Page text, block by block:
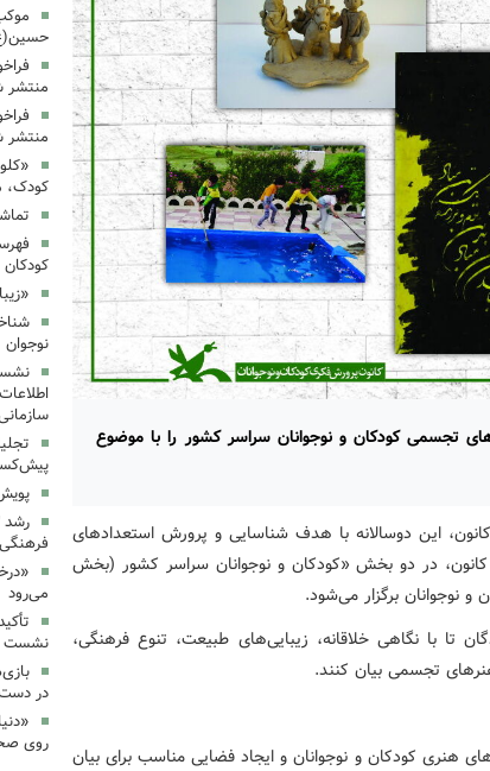
تجسمی کودکان و نوجوانان سراسر کشور را با موضوع
این دوسالانه با هدف شناسایی و پرورش استعدادهای
در دو بخش «کودکان و نوجوانان سراسر کشور (بخش
و نوجوانان برگزار می‌شود.
با نگاهی خلاقانه، زیبایی‌های طبیعت، تنوع فرهنگی،
تجسمی بیان کنند.
هنری کودکان و نوجوانان و ایجاد فضایی مناسب برای بیان
منتشر
منتشر
کودک،
نوجوان
می‌رود
نشست
در
روی